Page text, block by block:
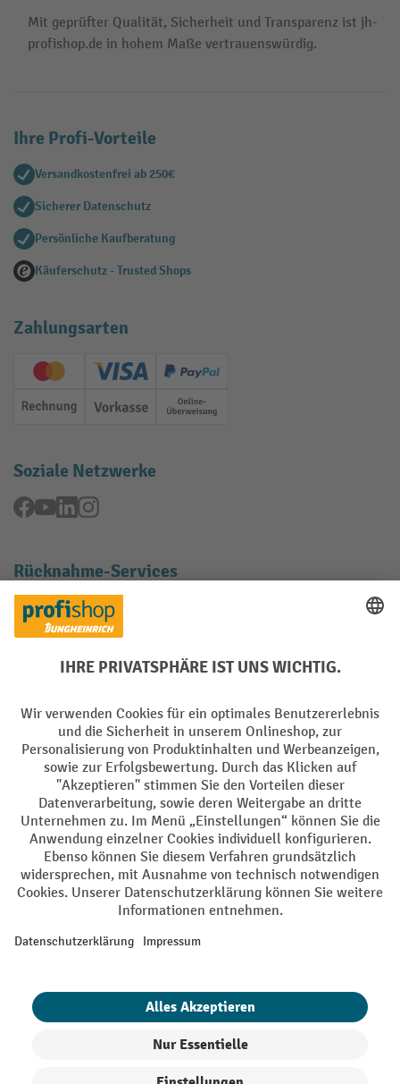
Mit geprüfter Qualität, Sicherheit und Transparenz ist jh-
profishop.de in hohem Maße vertrauenswürdig.
Ihre Profi-Vorteile
Versandkostenfrei ab 250€
Sicherer Datenschutz
Persönliche Kaufberatung
Käuferschutz - Trusted Shops
Zahlungsarten
Creditcard (Master)Creditcard (Visa)
PayPal
Rechnung Vorkasse Online-Überweisung
Soziale Netzwerke
Facebook
YouTubeLinkedInInstagram
Rücknahme-Services
Elektrogeräte Rückname
Batterie Rückname
Impressum Datenschutz
Barrierefreiheit Grounding Page Privacy Settings
Alle Preise exkl. gesetzl. Mehrwertsteuer zzgl.Versandkostenund ggf.
Nachnahmegebühren, wenn nicht anders angegeben.
¹ Der Rabatt gilt so lange der Vorrat reicht. Der Rabatt gilt nicht auf
oder Gutscheinen ist nicht möglich. | ² Der Rabatt wird einmalig bei
eingelöst werden. Die Höhe des Rabatts variiert je nach
Produktkategorie und beträgt bis zu 10 % (10 % auf Lager, Umwelt,
Heben | 7% auf Büro). Ausgenommen sind Elektro-Hubwagen,